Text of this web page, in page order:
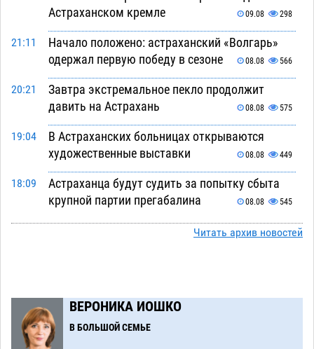
Астраханском кремле
09.08 298
21:11
Начало положено: астраханский «Волгарь»
одержал первую победу в сезоне
08.08 566
20:21
Завтра экстремальное пекло продолжит
давить на Астрахань
08.08 575
19:04
В Астраханских больницах открываются
художественные выставки
08.08 449
18:09
Астраханца будут судить за попытку сбыта
крупной партии прегабалина
08.08 545
Игорь Мартынов вручил награды тренерам и
юбилей
14:19
Погибший на Донбассе волонтер из Астрахани
Читать архив новостей
ВЕРОНИКА ИОШКО
В БОЛЬШОЙ СЕМЬЕ